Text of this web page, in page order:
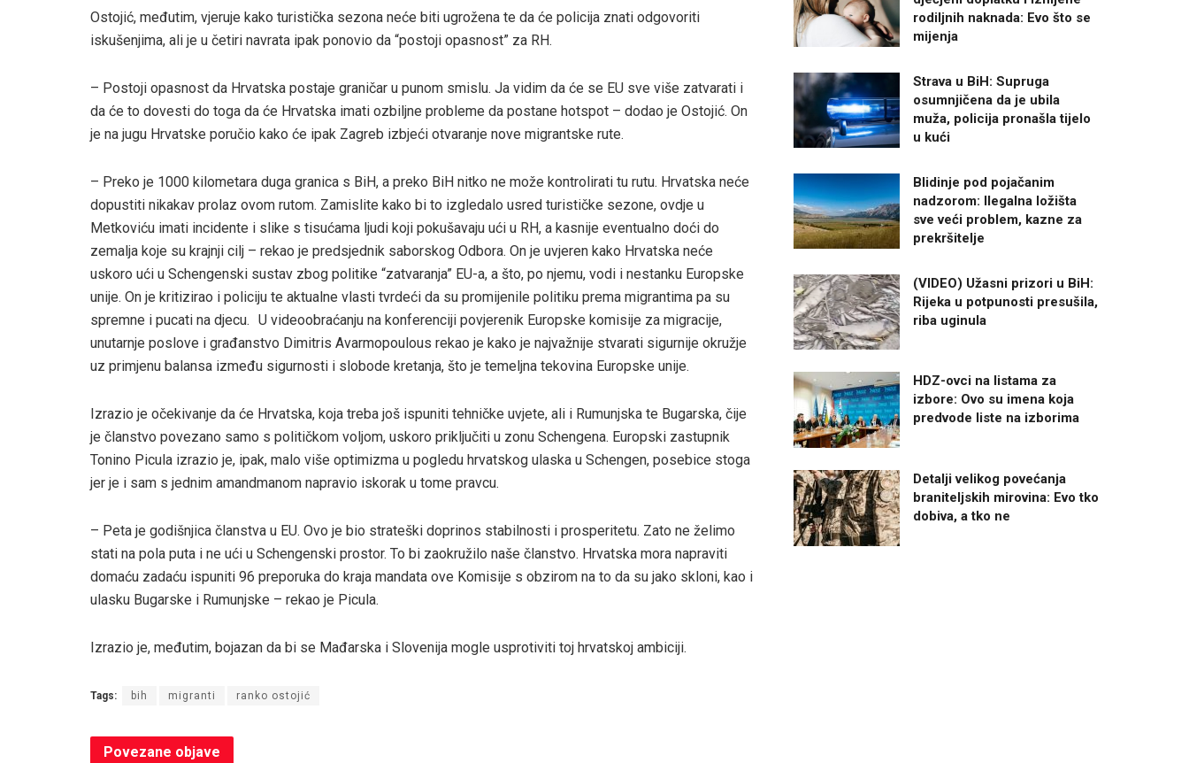
Ostojić, međutim, vjeruje kako turistička sezona neće biti ugrožena te da će policija znati odgovoriti
iskušenjima, ali je u četiri navrata ipak ponovio da “postoji opasnost” za RH.
– Postoji opasnost da Hrvatska postaje graničar u punom smislu. Ja vidim da će se EU sve više zatvarati i
da će to dovesti do toga da će Hrvatska imati ozbiljne probleme da postane hotspot – dodao je Ostojić. On
je na jugu Hrvatske poručio kako će ipak Zagreb izbjeći otvaranje nove migrantske rute.
– Preko je 1000 kilometara duga granica s BiH, a preko BiH nitko ne može kontrolirati tu rutu. Hrvatska neće
dopustiti nikakav prolaz ovom rutom. Zamislite kako bi to izgledalo usred turističke sezone, ovdje u
Metkoviću imati incidente i slike s tisućama ljudi koji pokušavaju ući u RH, a kasnije eventualno doći do
zemalja koje su krajnji cilj – rekao je predsjednik saborskog Odbora. On je uvjeren kako Hrvatska neće
uskoro ući u Schengenski sustav zbog politike “zatvaranja” EU-a, a što, po njemu, vodi i nestanku Europske
unije. On je kritizirao i policiju te aktualne vlasti tvrdeći da su promijenile politiku prema migrantima pa su
spremne i pucati na djecu. U videoobraćanju na konferenciji povjerenik Europske komisije za migracije,
unutarnje poslove i građanstvo Dimitris Avarmopoulous rekao je kako je najvažnije stvarati sigurnije okružje
uz primjenu balansa između sigurnosti i slobode kretanja, što je temeljna tekovina Europske unije.
Izrazio je očekivanje da će Hrvatska, koja treba još ispuniti tehničke uvjete, ali i Rumunjska te Bugarska, čije
je članstvo povezano samo s političkom voljom, uskoro priključiti u zonu Schengena. Europski zastupnik
Tonino Picula izrazio je, ipak, malo više optimizma u pogledu hrvatskog ulaska u Schengen, posebice stoga
jer je i sam s jednim amandmanom napravio iskorak u tome pravcu.
– Peta je godišnjica članstva u EU. Ovo je bio strateški doprinos stabilnosti i prosperitetu. Zato ne želimo
stati na pola puta i ne ući u Schengenski prostor. To bi zaokružilo naše članstvo. Hrvatska mora napraviti
domaću zadaću ispuniti 96 preporuka do kraja mandata ove Komisije s obzirom na to da su jako skloni, kao i
ulasku Bugarske i Rumunjske – rekao je Picula.
Izrazio je, međutim, bojazan da bi se Mađarska i Slovenija mogle usprotiviti toj hrvatskoj ambiciji.
Tags: bih migranti ranko ostojić
Povezane objave
rodiljnih naknada: Evo što se
mijenja
Strava u BiH: Supruga
osumnjičena da je ubila
muža, policija pronašla tijelo
u kući
Blidinje pod pojačanim
nadzorom: Ilegalna ložišta
sve veći problem, kazne za
prekršitelje
(VIDEO) Užasni prizori u BiH:
Rijeka u potpunosti presušila,
riba uginula
HDZ-ovci na listama za
izbore: Ovo su imena koja
predvode liste na izborima
Detalji velikog povećanja
braniteljskih mirovina: Evo tko
dobiva, a tko ne